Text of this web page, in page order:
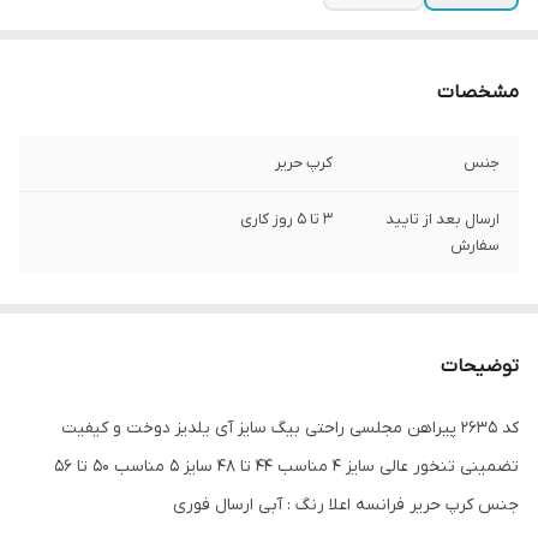
مشخصات
جنس کرپ حریر
ارسال بعد از تایید
سفارش
3 تا 5 روز کاری
توضیحات
کد 2635 پیراهن مجلسی راحتی بیگ سایز آی یلدیز دوخت و کیفیت
تضمینی تنخور عالی سایز 4 مناسب 44 تا 48 سایز 5 مناسب 50 تا 56
جنس کرپ حریر فرانسه اعلا رنگ : آبی ارسال فوری